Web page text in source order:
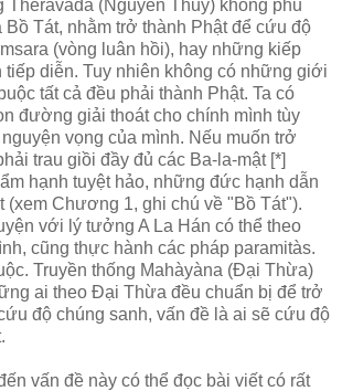
Theravàda (Nguyên Thủy) không phủ
Tát, nhằm trở thành Phật để cứu độ
(vòng luân hồi), hay những kiếp
tiếp diễn. Tuy nhiên không có những giới
tất cả đều phải thành Phật. Ta có
đường giải thoát cho chính mình tùy
vọng của mình. Nếu muốn trở
trau giồi đầy đủ các Ba-la-mật [*]
hạnh tuyệt hảo, những đức hạnh dẫn
(xem Chương 1, ghi chú về "Bồ Tát").
với lý tưởng A La Hán có thể theo
cũng thực hành các pháp paramitàs.
Truyền thống Mahàyàna (Ðại Thừa)
ai theo Ðại Thừa đều chuẩn bị để trở
độ chúng sanh, vấn đề là ai sẽ cứu độ
vấn đề này có thể đọc bài viết có rất